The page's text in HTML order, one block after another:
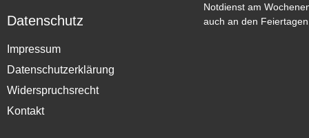
Datenschutz
Impressum
Datenschutzerklärung
Widerspruchsrecht
Kontakt
Notdienst am
auch an den Feiertagen.